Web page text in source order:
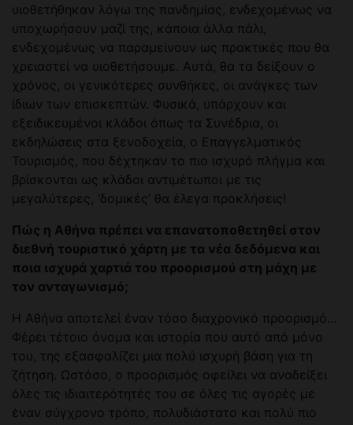
υιοθετήθηκαν λόγω της πανδημίας, ενδεχομένως να
υποχωρήσουν μαζί της, κάποια άλλα πάλι,
ενδεχομένως να παραμείνουν ως πρακτικές που θα
χρειαστεί να υιοθετήσουμε. Αυτά, θα τα δείξουν ο
χρόνος, οι γενικότερες συνθήκες, οι ανάγκες των
ίδιων των επισκεπτών. Φυσικά, υπάρχουν και
εξειδικευμένοι κλάδοι όπως τα Συνέδρια, οι
εκδηλώσεις στα ξενοδοχεία, ο Επαγγελματικός
Τουρισμός, που δέχτηκαν το πιο ισχυρό πλήγμα και
βρίσκονται ως κλάδοι αντιμέτωποι με τις
μεγαλύτερες, ‘δομικές’ θα έλεγα προκλήσεις!
Πώς η Αθήνα πρέπει να επανατοποθετηθεί στον
διεθνή τουριστικό χάρτη με τα νέα δεδόμενα και
ποια ισχυρά χαρτιά του προορισμού στη μάχη με
τον ανταγωνισμό;
Η Αθήνα αποτελεί έναν τόσο διαχρονικό προορισμό…
Φέρει τέτοιο όνομα και ιστορία που αυτό από μόνο
του, της εξασφαλίζει μια πολύ ισχυρή βάση για τη
ζήτηση. Ωστόσο, ο προορισμός οφείλει να αναδείξει
όλες τις ιδιαιτερότητές του σε όλες τις αγορές με
έναν σύγχρονο τρόπο, πολυδιάστατο και πολύ πιο